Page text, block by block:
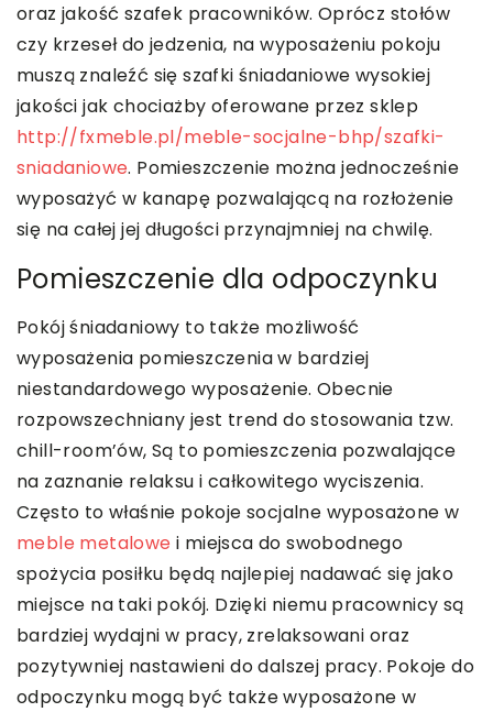
oraz jakość szafek pracowników. Oprócz stołów
czy krzeseł do jedzenia, na wyposażeniu pokoju
muszą znaleźć się szafki śniadaniowe wysokiej
jakości jak chociażby oferowane przez sklep
http://fxmeble.pl/meble-socjalne-bhp/szafki-
sniadaniowe. Pomieszczenie można jednocześnie
wyposażyć w kanapę pozwalającą na rozłożenie
się na całej jej długości przynajmniej na chwilę.
Pomieszczenie dla odpoczynku
Pokój śniadaniowy to także możliwość
wyposażenia pomieszczenia w bardziej
niestandardowego wyposażenie. Obecnie
rozpowszechniany jest trend do stosowania tzw.
chill-room’ów, Są to pomieszczenia pozwalające
na zaznanie relaksu i całkowitego wyciszenia.
Często to właśnie pokoje socjalne wyposażone w
meble metalowe i miejsca do swobodnego
spożycia posiłku będą najlepiej nadawać się jako
miejsce na taki pokój. Dzięki niemu pracownicy są
bardziej wydajni w pracy, zrelaksowani oraz
pozytywniej nastawieni do dalszej pracy. Pokoje do
odpoczynku mogą być także wyposażone w